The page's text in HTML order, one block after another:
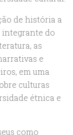
de história a
integrante do
as
e
em uma
culturas
étnica e
como